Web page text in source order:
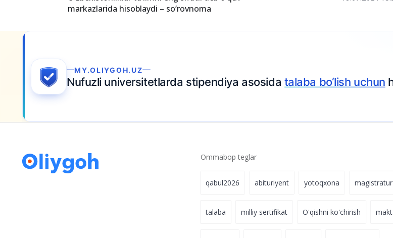
afsona
O‘zbekistonliklar ta’limni eng sifatli deb o‘quv
markazlarida hisoblaydi – so‘rovnoma
uchunhozir harakat qiling.